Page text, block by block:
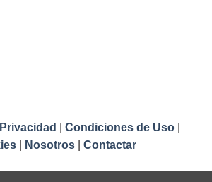
Privacidad Condiciones de Uso|
| Nosotros| Contactar